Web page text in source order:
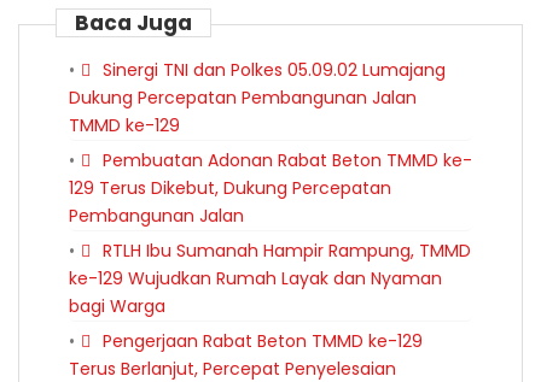
Baca Juga
Sinergi TNI dan Polkes 05.09.02 Lumajang
Dukung Percepatan Pembangunan Jalan
TMMD ke-129
Pembuatan Adonan Rabat Beton TMMD ke-
129 Terus Dikebut, Dukung Percepatan
Pembangunan Jalan
RTLH Ibu Sumanah Hampir Rampung, TMMD
ke-129 Wujudkan Rumah Layak dan Nyaman
bagi Warga
Pengerjaan Rabat Beton TMMD ke-129
Terus Berlanjut, Percepat Penyelesaian